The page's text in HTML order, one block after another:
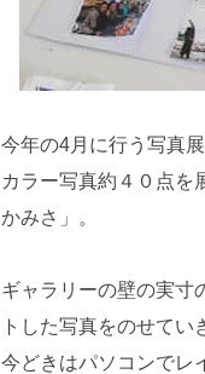
今年の4月に行う写真
カラー写真約４０点を
かみさ」。
ギャラリーの壁の実寸
トした写真をのせてい
今どきはパソコンでレ